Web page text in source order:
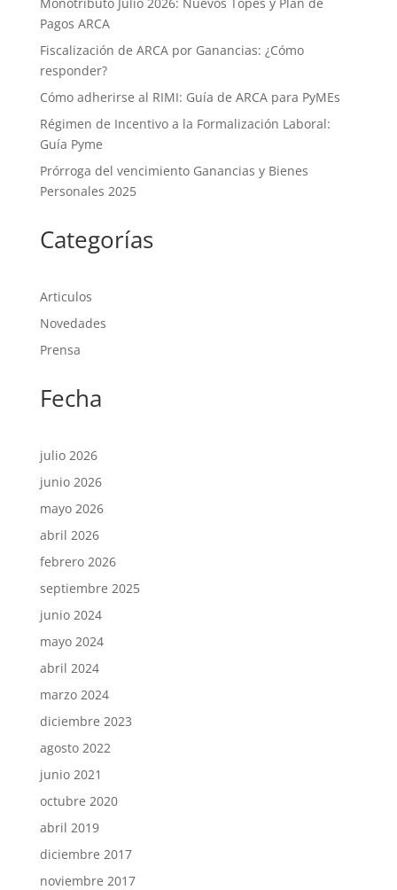
Pagos ARCA
Fiscalización de ARCA por Ganancias: ¿Cómo
responder?
Cómo adherirse al RIMI: Guía de ARCA para PyMEs
Régimen de Incentivo a la Formalización Laboral:
Guía Pyme
Prórroga del vencimiento Ganancias y Bienes
Personales 2025
Categorías
Articulos
Novedades
Prensa
Fecha
julio 2026
junio 2026
mayo 2026
abril 2026
febrero 2026
septiembre 2025
junio 2024
mayo 2024
abril 2024
marzo 2024
diciembre 2023
agosto 2022
junio 2021
octubre 2020
abril 2019
diciembre 2017
noviembre 2017